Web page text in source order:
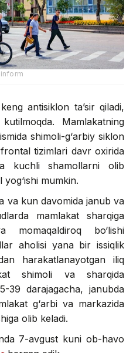
antisiklon ta’sir qiladi,
Mamlakatning
shimoli-g‘arbiy siklon
tizimlari davr oxirida
kuchli shamollarni olib
yog‘ishi mumkin.
va kun davomida janub va
mamlakat sharqiga
momaqaldiroq bo‘lishi
aholisi yana bir issiqlik
harakatlanayotgan iliq
shimoli va sharqida
39 darajagacha, janubda
g‘arbi va markazida
olib keladi.
7-avgust kuni ob-havo